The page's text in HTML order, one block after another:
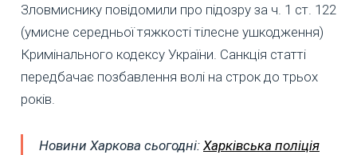
Зловмиснику повідомили про підозру за ч. 1 ст. 122
(умисне середньої тяжкості тілесне ушкодження)
Кримінального кодексу України. Санкція статті
передбачає позбавлення волі на строк до трьох
років.
Новини Харкова сьогодні: Харківська поліція